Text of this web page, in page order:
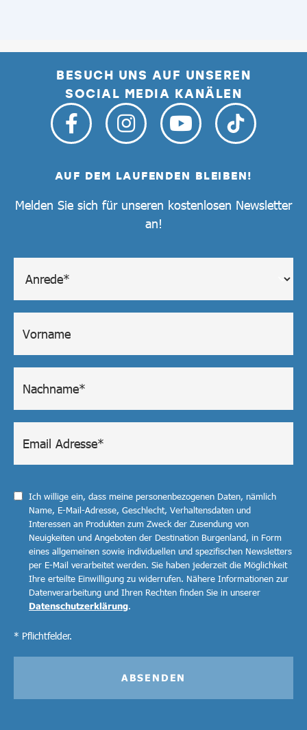
BESUCH UNS AUF UNSEREN
SOCIAL MEDIA KANÄLEN
AUF DEM LAUFENDEN BLEIBEN!
Melden Sie sich für unseren kostenlosen Newsletter
an!
Ich willige ein, dass meine personenbezogenen Daten, nämlich
Name, E-Mail-Adresse, Geschlecht, Verhaltensdaten und
Interessen an Produkten zum Zweck der Zusendung von
Neuigkeiten und Angeboten der Destination Burgenland, in Form
eines allgemeinen sowie individuellen und spezifischen Newsletters
per E-Mail verarbeitet werden. Sie haben jederzeit die Möglichkeit
Ihre erteilte Einwilligung zu widerrufen. Nähere Informationen zur
Datenverarbeitung und Ihren Rechten finden Sie in unserer
Datenschutzerklärung.
* Pflichtfelder.
ABSENDEN